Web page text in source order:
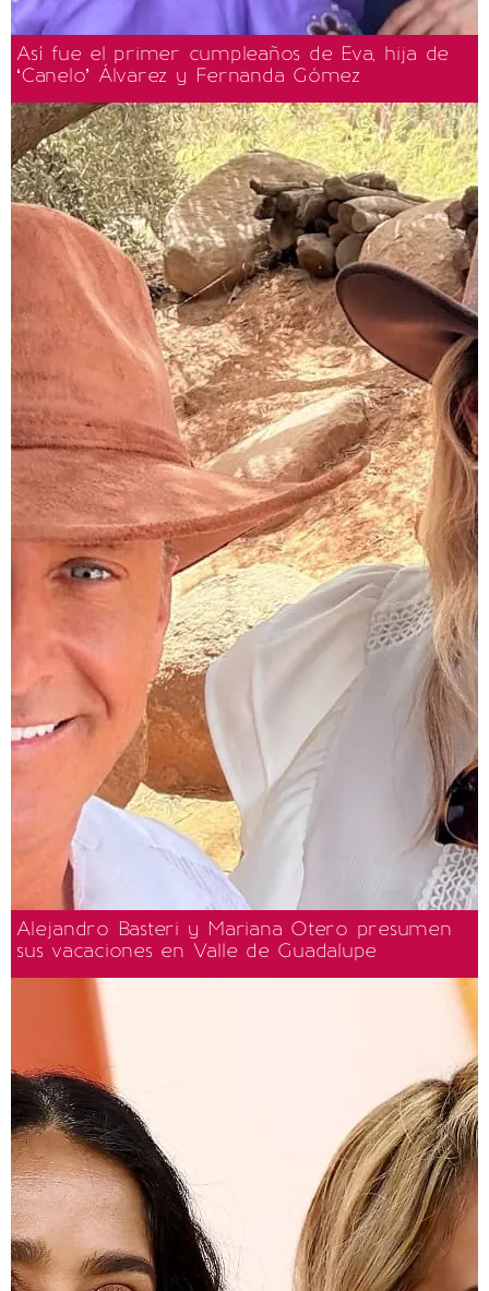
Así fue el primer cumpleaños de Eva, hija de
‘Canelo’ Álvarez y Fernanda Gómez
Alejandro Basteri y Mariana Otero presumen
sus vacaciones en Valle de Guadalupe